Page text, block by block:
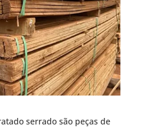
serrado são peças de